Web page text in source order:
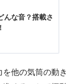
んな音？搭載さ
他の気筒の動き